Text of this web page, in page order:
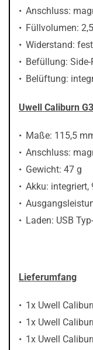
Anschluss:
Füllvolumen:
Widerstand:
Befüllung:
Belüftung:
Uwell Caliburn
Maße: 115,5
Anschluss:
Gewicht: 47 g
Akku: integriert,
Laden: USB
Lieferumfang
1x Uwell
1x Uwell
1x Uwell